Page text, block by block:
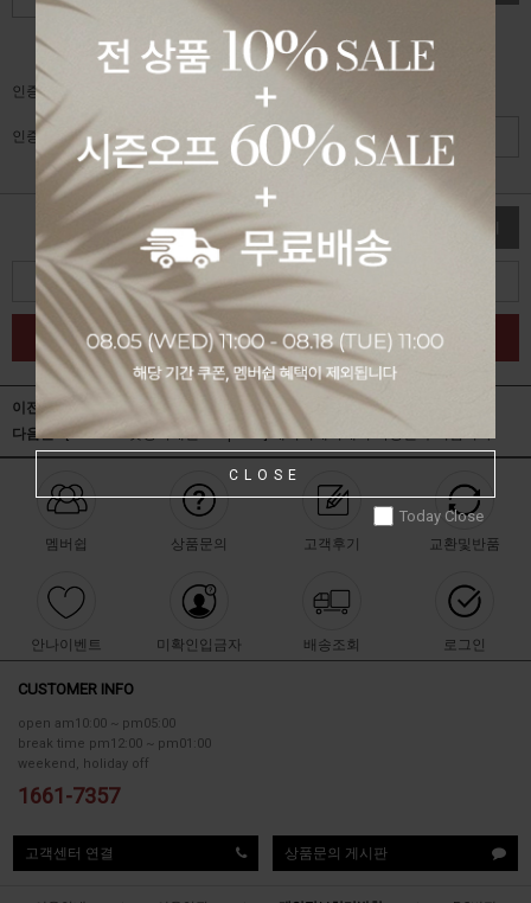
CLOSE
Today Close
자동입력방지 프로그램
인증키 보기
인증키 입력
목록
글쓰기
이전글 : [Silket 코튼681 tee]
네이버페이에서 작성된 후기입니다.
다음글 :
[Summer 컷팅디테일748 pants] 네이버페이에서 작성된 후기입니다.
멤버쉽 상품문의 고객후기 교환및반품
안나이벤트 미확인입금자 배송조회 로그인
CUSTOMER INFO
open am10:00 ~ pm05:00
break time pm12:00 ~ pm01:00
weekend, holiday off
1661-7357
고객센터 연결 상품문의 게시판